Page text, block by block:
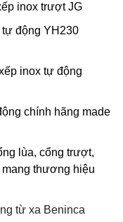
inox trượt JG
động YH230
inox tự động
chính hãng made
lùa, cổng trượt,
thương hiệu
từ xa Beninca